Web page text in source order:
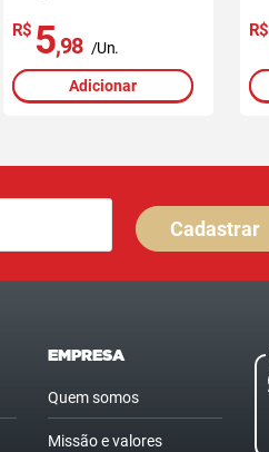
R$ 5,98 /Un.
Adicionar
R$
Cadastrar
EMPRESA
Quem somos
Missão e valores